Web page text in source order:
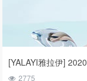
[YALAYI雅拉伊]
2775